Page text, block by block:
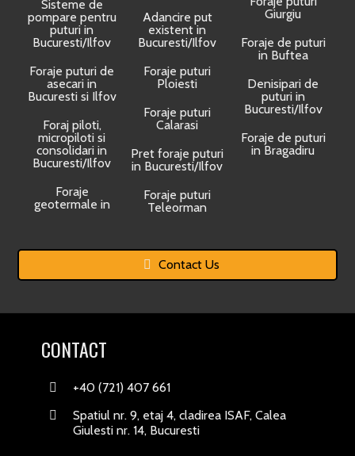
Sisteme de
pompare pentru
puturi in
Bucuresti/Ilfov
Foraje puturi de
asecari in
Bucuresti si Ilfov
Foraj piloti,
micropiloti si
consolidari in
Bucuresti/Ilfov
Foraje
geotermale in
Adancire put
existent in
Bucuresti/Ilfov
Foraje puturi
Ploiesti
Foraje puturi
Calarasi
Pret foraje puturi
in Bucuresti/Ilfov
Foraje puturi
Teleorman
Giurgiu
Foraje de puturi
in Buftea
Denisipari de
puturi in
Bucuresti/Ilfov
Foraje de puturi
in Bragadiru
Contact Us
CONTACT
+40 (721) 407 661
Spatiul nr. 9, etaj 4, cladirea ISAF, Calea
Giulesti nr. 14, Bucuresti